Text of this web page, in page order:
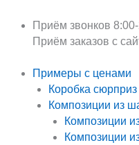
Приём звонков
Приём заказов с
Примеры с ценами
Коробка
Композиции из
Композиции
Композиции